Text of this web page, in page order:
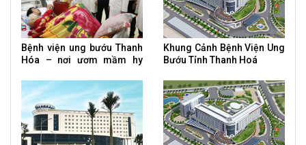
Bệnh viện ung bướu Thanh
Hóa – nơi ươm mầm hy
Khung Cảnh Bệnh Viện Ung
Bướu Tỉnh Thanh Hoá